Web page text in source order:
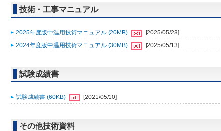
技術・工事マニュアル
2025年度版中温用技術マニュアル (20MB)
[2025/05/23]
2024年度版中温用技術マニュアル (30MB)
[2025/05/13]
試験成績書
試験成績書 (60KB) [2021/05/10]
その他技術資料